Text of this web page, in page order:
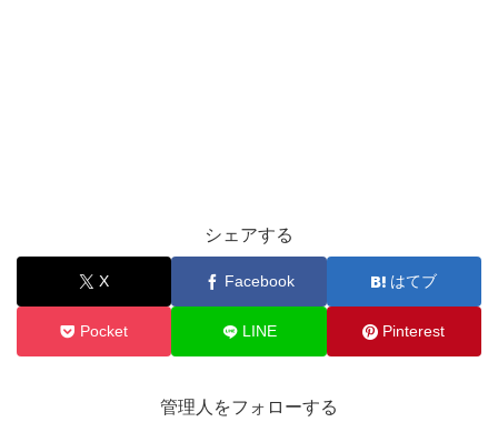
シェアする
X Facebook はてブ
Pocket LINE Pinterest
管理人をフォローする